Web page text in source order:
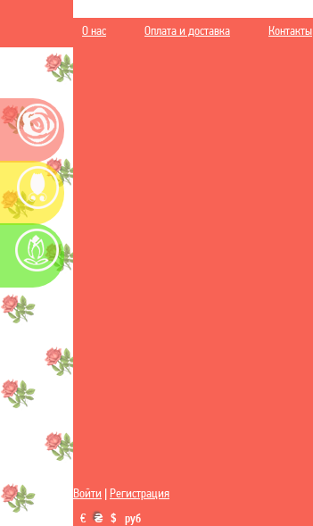
О нас Оплата и доставка Контакты
Войти | Регистрация
€
₴ $ руб